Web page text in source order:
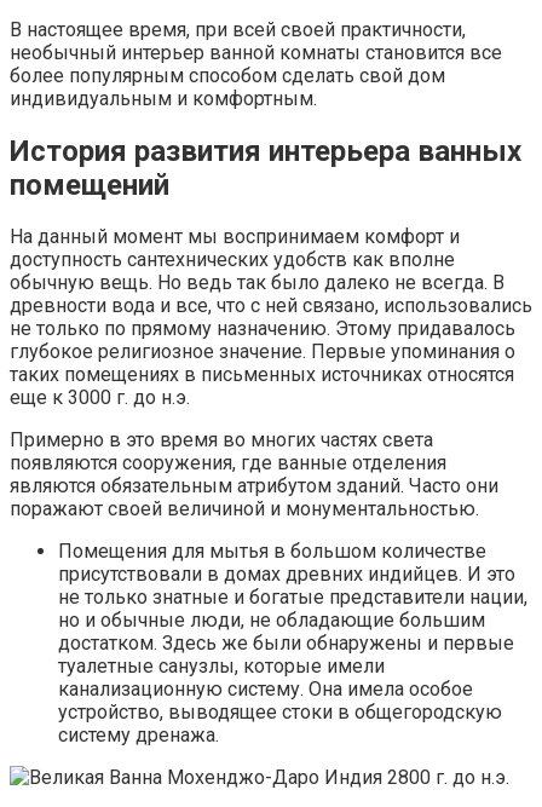
В настоящее время, при всей своей практичности,
необычный интерьер ванной комнаты становится все
более популярным способом сделать свой дом
индивидуальным и комфортным.
История развития интерьера ванных
помещений
На данный момент мы воспринимаем комфорт и
доступность сантехнических удобств как вполне
обычную вещь. Но ведь так было далеко не всегда. В
древности вода и все, что с ней связано, использовались
не только по прямому назначению. Этому придавалось
глубокое религиозное значение. Первые упоминания о
таких помещениях в письменных источниках относятся
еще к 3000 г. до н.э.
Примерно в это время во многих частях света
появляются сооружения, где ванные отделения
являются обязательным атрибутом зданий. Часто они
поражают своей величиной и монументальностью.
Помещения для мытья в большом количестве
присутствовали в домах древних индийцев. И это
не только знатные и богатые представители нации,
но и обычные люди, не обладающие большим
достатком. Здесь же были обнаружены и первые
туалетные санузлы, которые имели
канализационную систему. Она имела особое
устройство, выводящее стоки в общегородскую
систему дренажа.